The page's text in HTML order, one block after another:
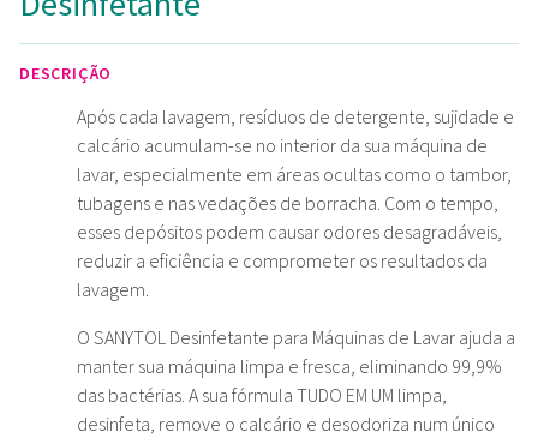
DESCRIÇÃO
Após cada lavagem, resíduos de detergente, sujidade e
calcário acumulam-se no interior da sua máquina de
lavar, especialmente em áreas ocultas como o tambor,
tubagens e nas vedações de borracha. Com o tempo,
esses depósitos podem causar odores desagradáveis,
reduzir a eficiência e comprometer os resultados da
lavagem.
O SANYTOL Desinfetante para Máquinas de Lavar ajuda a
manter sua máquina limpa e fresca, eliminando 99,9%
das bactérias. A sua fórmula TUDO EM UM limpa,
desinfeta, remove o calcário e desodoriza num único